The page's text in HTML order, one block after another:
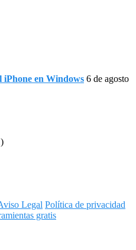
en Windows 6 de agosto
Legal Política de privacidad
gratis